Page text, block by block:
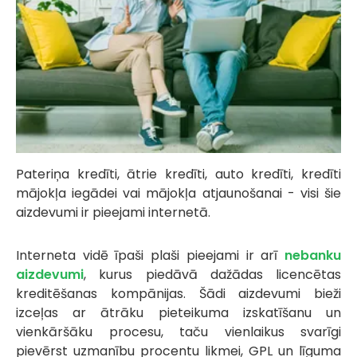
Pateriņa kredīti, ātrie kredīti, auto kredīti, kredīti
mājokļa iegādei vai mājokļa atjaunošanai - visi šie
aizdevumi ir pieejami internetā.
Interneta vidē īpaši plaši pieejami ir arī nebanku
aizdevumi, kurus piedāvā dažādas licencētas
kreditēšanas kompānijas. Šādi aizdevumi bieži
izceļas ar ātrāku pieteikuma izskatīšanu un
vienkāršāku procesu, taču vienlaikus svarīgi
pievērst uzmanību procentu likmei, GPL un līguma